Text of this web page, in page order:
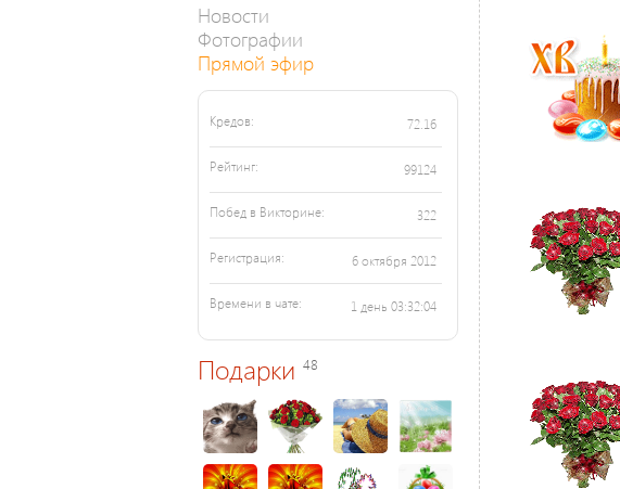
Новости
Фотографии
Прямой эфир
Кредов: 72.16
Рейтинг: 99124
Побед в Викторине: 322
Регистрация: 6 октября 2012
Времени в чате: 1 день 03:32:04
Подарки 48